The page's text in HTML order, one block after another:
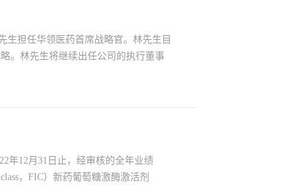
生担任华领医药首席战略官。林先生目
。林先生将继续出任公司的执行董事
年12月31日止，经审核的全年业绩
，FIC）新药葡萄糖激酶激活剂